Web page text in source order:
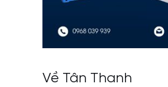
Về Tân Thanh